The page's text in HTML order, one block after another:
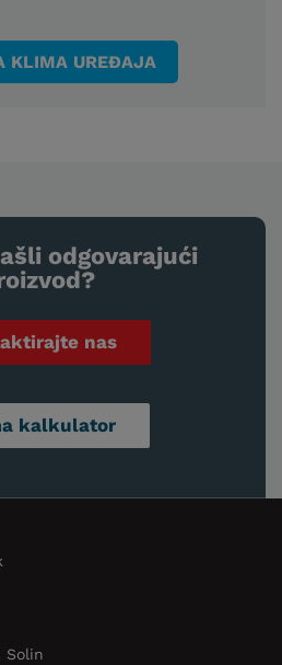
KLIMA UREĐAJA
odgovarajući
nas
kalkulator
Solin